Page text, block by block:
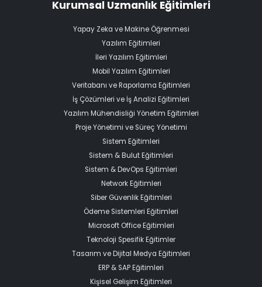
Kurumsal Uzmanlık Eğitimleri
Yapay Zeka ve Makine Öğrenmesi
Yazılım Eğitimleri
İleri Yazılım Eğitimleri
Mobil Yazılım Eğitimleri
Veritabanı ve Raporlama Eğitimleri
İş Çözümleri ve İş Analizi Eğitimleri
Yazılım Mühendisliği Yönetim Eğitimleri
Proje Yönetimi ve Süreç Yönetimi
Sistem Eğitimleri
Sistem & Bulut Eğitimleri
Sistem & DevOps Eğitimleri
Network Eğitimleri
Siber Güvenlik Eğitimleri
Ödeme Sistemleri Eğitimleri
Microsoft Office Eğitimleri
Teknoloji Spesifik Eğitimler
Tasarım ve Dijital Medya Eğitimleri
ERP & SAP Eğitimleri
Kişisel Gelişim Eğitimleri